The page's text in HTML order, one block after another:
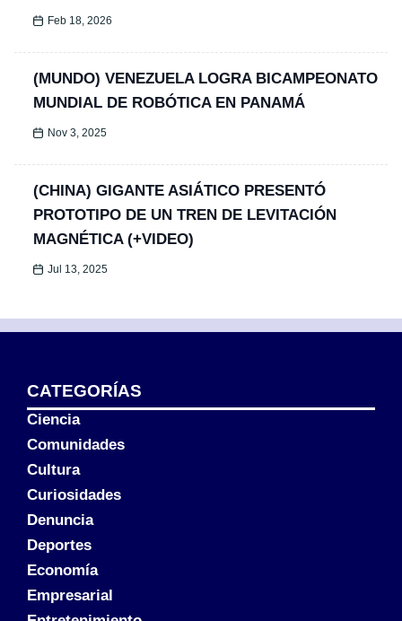
Feb 18, 2026
(MUNDO) VENEZUELA LOGRA BICAMPEONATO
MUNDIAL DE ROBÓTICA EN PANAMÁ
Nov 3, 2025
(CHINA) GIGANTE ASIÁTICO PRESENTÓ
PROTOTIPO DE UN TREN DE LEVITACIÓN
MAGNÉTICA (+VIDEO)
Jul 13, 2025
CATEGORÍAS
Ciencia
Comunidades
Cultura
Curiosidades
Denuncia
Deportes
Economía
Empresarial